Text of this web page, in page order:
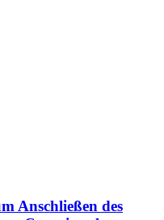
Anschließen des